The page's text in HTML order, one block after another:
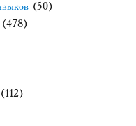
(50)
(478)
(112)